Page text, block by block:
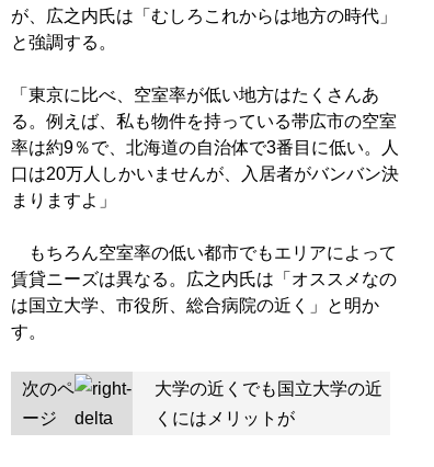
が、広之内氏は「むしろこれからは地方の時代」
と強調する。
「東京に比べ、空室率が低い地方はたくさんあ
る。例えば、私も物件を持っている帯広市の空室
率は約9％で、北海道の自治体で3番目に低い。人
口は20万人しかいませんが、入居者がバンバン決
まりますよ」
もちろん空室率の低い都市でもエリアによって
賃貸ニーズは異なる。広之内氏は「オススメなの
は国立大学、市役所、総合病院の近く」と明か
す。
次のペ
ージ
大学の近くでも国立大学の近
くにはメリットが